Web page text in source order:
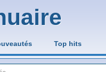
Top hits